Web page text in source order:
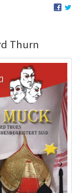
Thurn